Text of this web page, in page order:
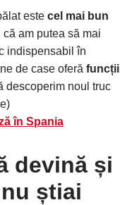
este cel mai bun
am putea să mai
indispensabil în
de case oferă funcții
descoperim noul truc
în Spania
devină și
știai